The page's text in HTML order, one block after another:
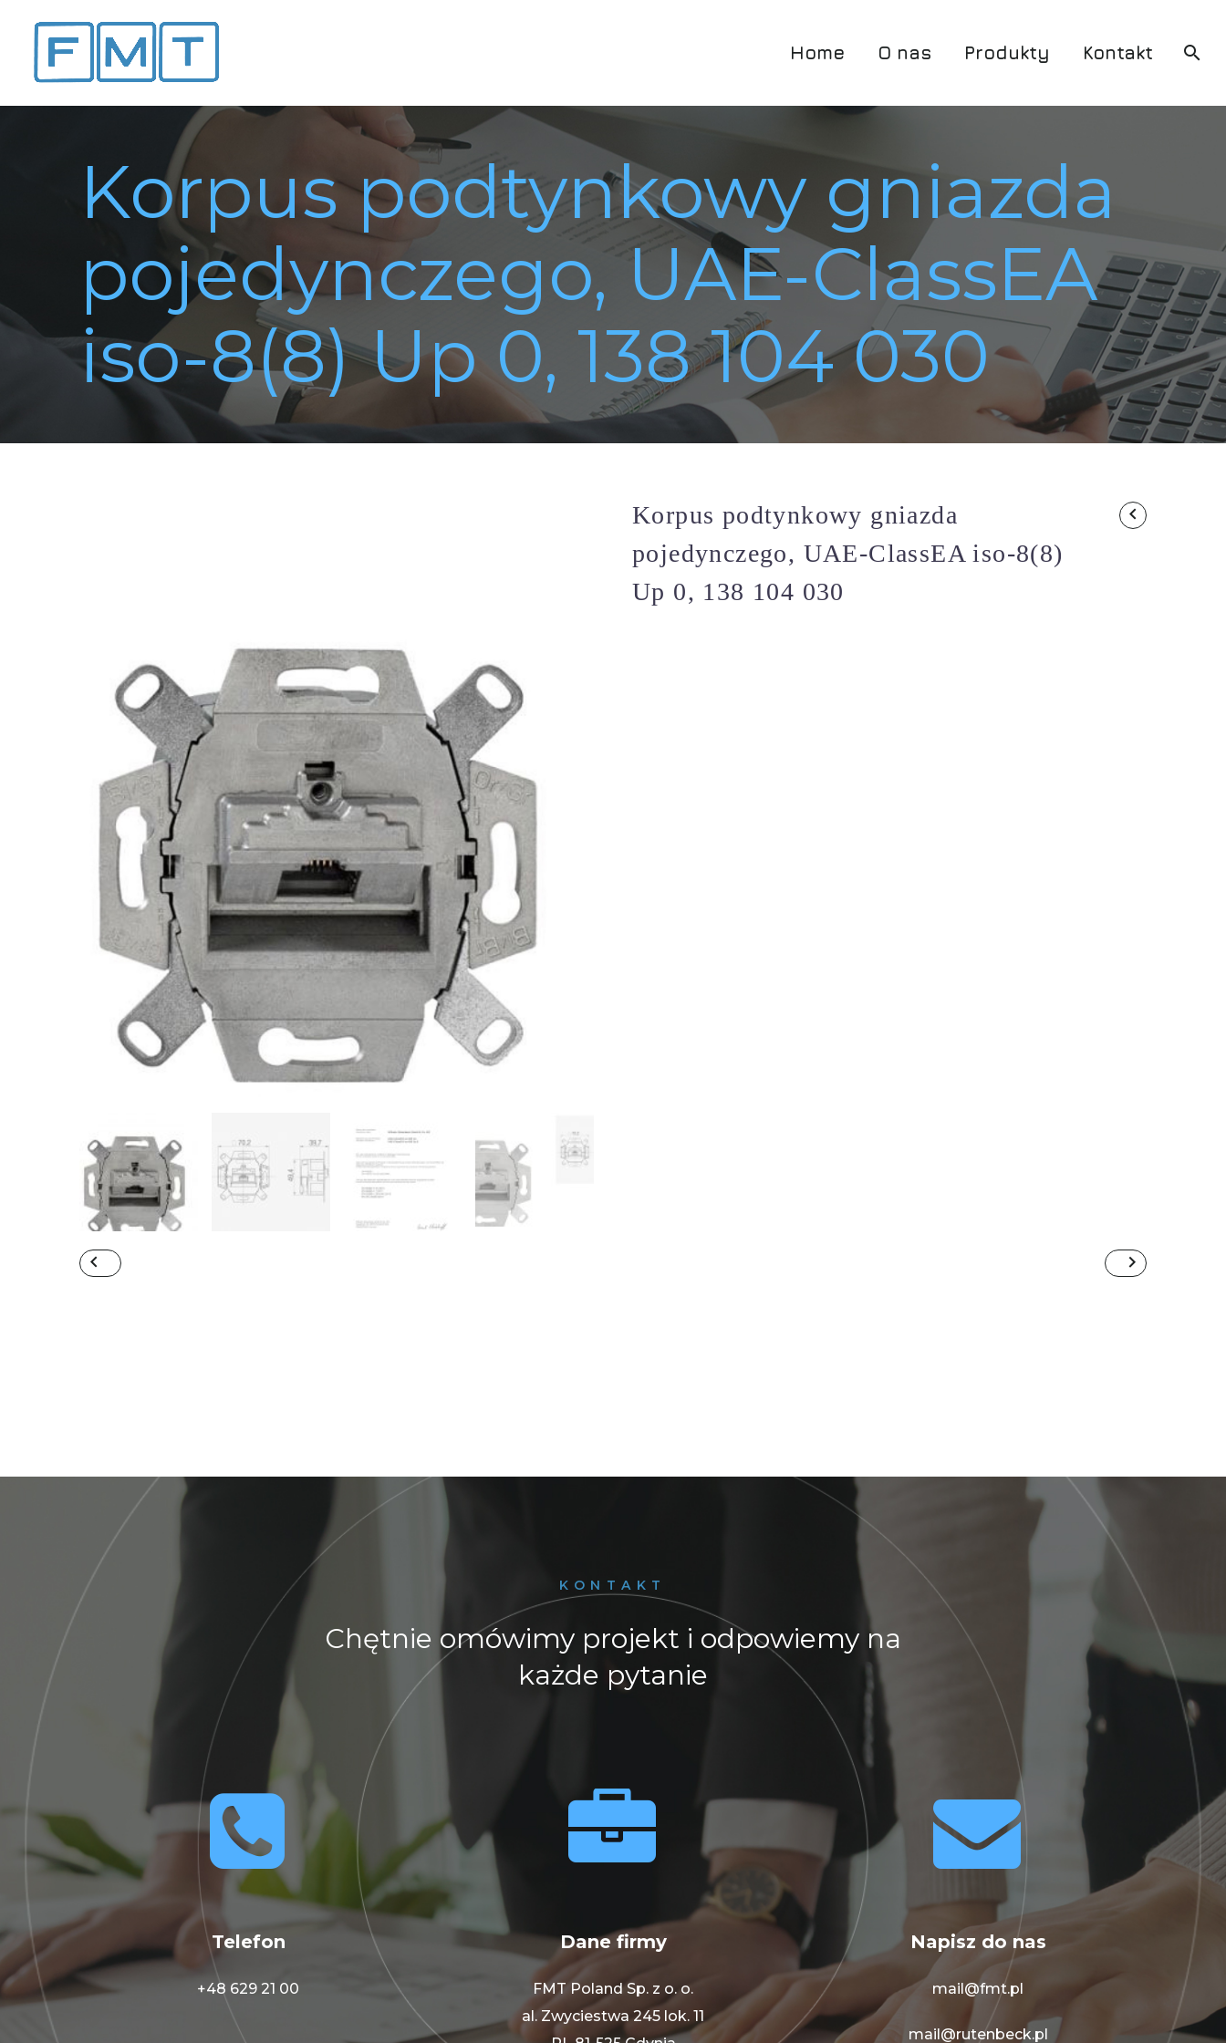
Home O nas Produkty Kontakt
Korpus podtynkowy gniazda
pojedynczego, UAE-ClassEA
iso-8(8) Up 0, 138 104 030
Korpus podtynkowy gniazda
pojedynczego, UAE-ClassEA iso-8(8)
Up 0, 138 104 030
KONTAKT
Chętnie omówimy projekt i odpowiemy na
każde pytanie


Telefon
+48 629 21 00


Dane firmy
FMT Poland Sp. z o. o.
al. Zwyciestwa 245 lok. 11


Napisz do nas
mail@fmt.pl
mail@rutenbeck.pl